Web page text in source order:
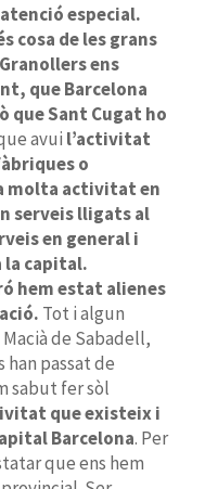
especial.
cosa de les grans
ens
que Barcelona
que Sant Cugat ho
avui l’activitat
o
molta activitat en
serveis lligats al
en general i
la capital.
hem estat alienes
Tot i algun
de Sabadell,
passat de
sabut fer sòl
que existeix i
Barcelona. Per
que ens hem